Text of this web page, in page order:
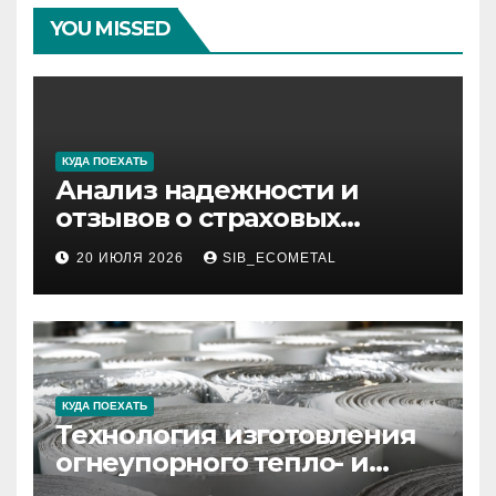
YOU MISSED
КУДА ПОЕХАТЬ
Анализ надежности и
отзывов о страховых
компаниях по итогам 2026
года
20 ИЮЛЯ 2026 SIB_ECOMETAL
КУДА ПОЕХАТЬ
Технология изготовления
огнеупорного тепло- и